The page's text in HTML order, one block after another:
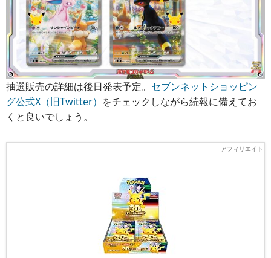
抽選販売の詳細は後日発表予定。 セブンネットショッピン
グ公式X（旧Twitter） をチェックしながら続報に備えてお
くと良いでしょう。